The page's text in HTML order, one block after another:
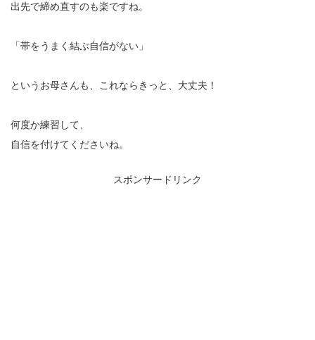
出先で締め直すのも楽ですね。
「帯をうまく結ぶ自信がない」
というお母さんも、これならきっと、大丈夫！
何度か練習して、
自信を付けてくださいね。
スポンサードリンク